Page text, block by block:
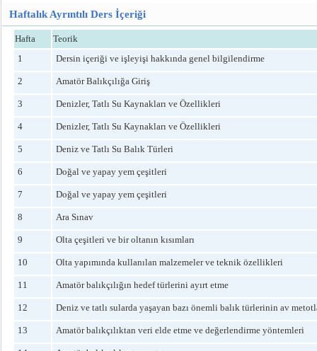
Haftalık Ayrıntılı Ders İçeriği
Hafta
Teorik
1
Dersin içeriği ve işleyişi hakkında genel bilgilendirme
2 Amatör Balıkçılığa Giriş
3 Denizler, Tatlı Su Kaynakları ve Özellikleri
4 Denizler, Tatlı Su Kaynakları ve Özellikleri
5 Deniz ve Tatlı Su Balık Türleri
6 Doğal ve yapay yem çeşitleri
7 Doğal ve yapay yem çeşitleri
8 Ara Sınav
9 Olta çeşitleri ve bir oltanın kısımları
10 Olta yapımında kullanılan malzemeler ve teknik özellikleri
11 Amatör balıkçılığın hedef türlerini ayırt etme
12 Deniz ve tatlı sularda yaşayan bazı önemli balık türlerinin av
13 Amatör balıkçılıktan veri elde etme ve değerlendirme yöntemleri